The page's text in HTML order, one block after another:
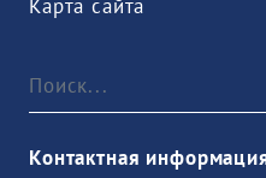
Карта сайта
Контактная